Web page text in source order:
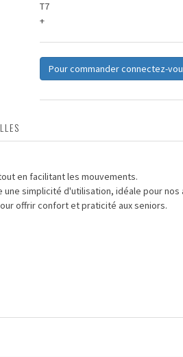
T7
+
Pour commander connectez-
en facilitant les mouvements.
simplicité d'utilisation, idéale pour nos
offrir confort et praticité aux seniors.